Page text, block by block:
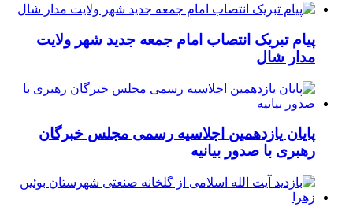
پیام تبریک انتصاب امام جمعه جدید شهر ولایت
مدار شال
پایان یازدهمین اجلاسیه رسمی مجلس خبرگان
رهبری با صدور بیانیه